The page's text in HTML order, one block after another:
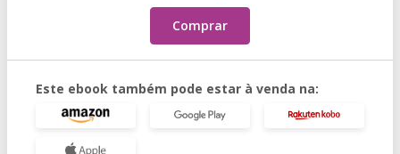
Comprar
Este ebook também pode estar à venda na: